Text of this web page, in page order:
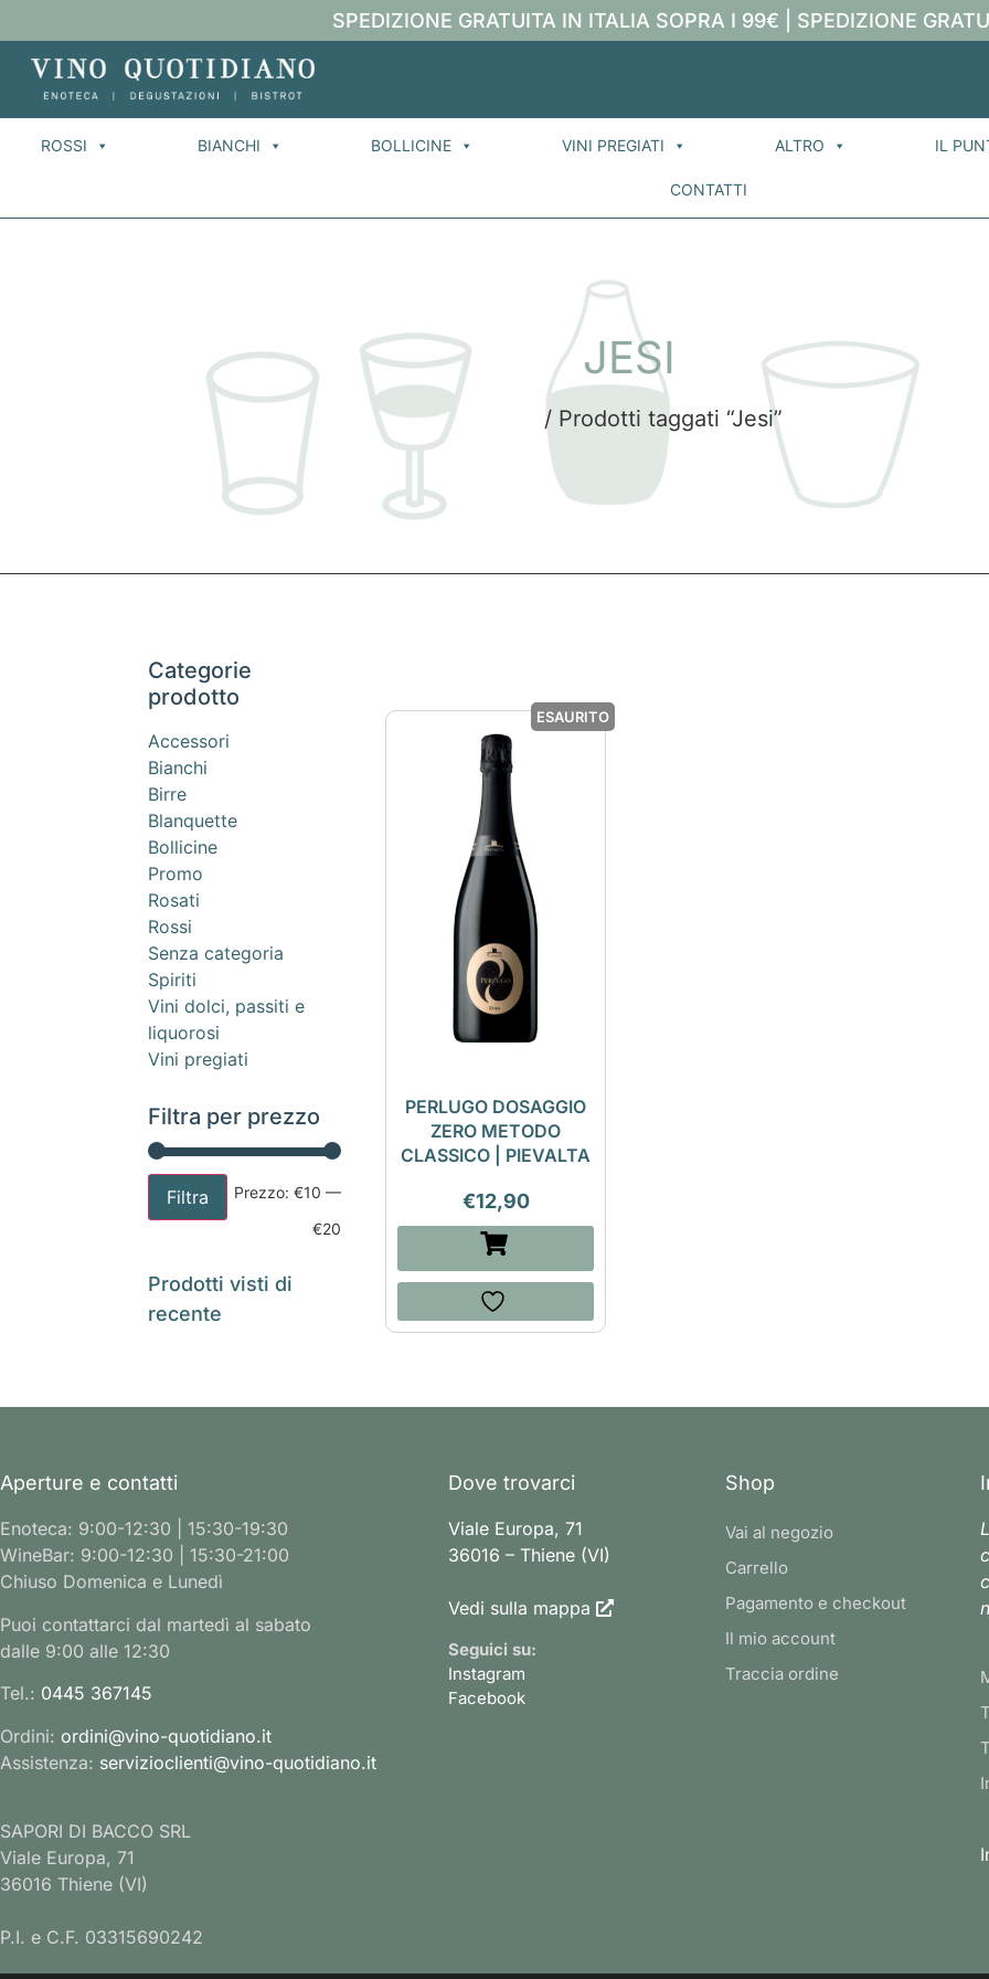
SPEDIZIONE GRATUITA IN ITALIA SOPRA I 99€ | SPEDIZIONE
ROSSI BIANCHI BOLLICINE VINI PREGIATI ALTRO IL
CONTATTI
JESI
/ Prodotti taggati “Jesi”
Categorie
prodotto
Accessori
Bianchi
Birre
Blanquette
Bollicine
Promo
Rosati
Rossi
Senza categoria
Spiriti
Vini dolci, passiti e
liquorosi
Vini pregiati
Filtra per prezzo
Filtra Prezzo:€10 —
€20
Prodotti visti di
recente
ESAURITO
PERLUGO DOSAGGIO
ZERO METODO
CLASSICO | PIEVALTA
€12,90
Aperture e contatti
Enoteca: 9:00-12:30 | 15:30-19:30
WineBar: 9:00-12:30 | 15:30-21:00
Chiuso Domenica e Lunedì
Puoi contattarci dal martedì al sabato
dalle 9:00 alle 12:30
Tel.: 0445 367145
Ordini: ordini@vino-quotidiano.it
Assistenza: servizioclienti@vino-quotidiano.it
SAPORI DI BACCO SRL
Viale Europa, 71
36016 Thiene (VI)
P.I. e C.F. 03315690242
Dove trovarci
Viale Europa, 71
36016 – Thiene (VI)
Vedi sulla mappa
Seguici su:
Instagram
Facebook
Shop
Vai al negozio
Carrello
Pagamento e checkout
Il mio account
Traccia ordine